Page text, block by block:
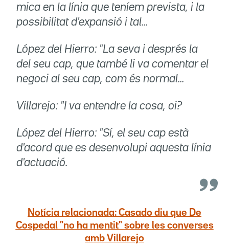
mica en la línia que teníem prevista, i la
possibilitat d'expansió i tal...
López del Hierro: "La seva i després la
del seu cap, que també li va comentar el
negoci al seu cap, com és normal...
Villarejo: "I va entendre la cosa, oi?
López del Hierro: "Sí, el seu cap està
d'acord que es desenvolupi aquesta línia
d'actuació.
Notícia relacionada: Casado diu que De
Cospedal "no ha mentit" sobre les converses
amb Villarejo